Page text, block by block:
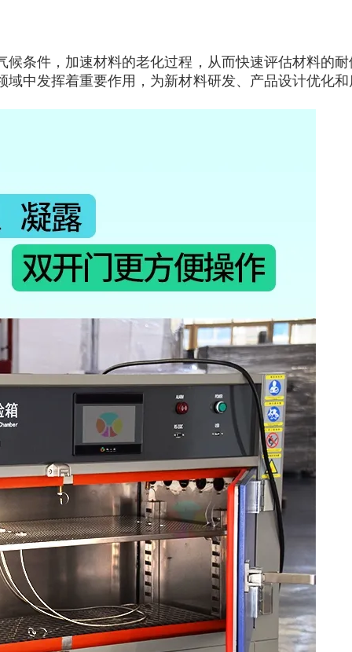
条件，加速材料的老化过程，从而快速评估材料的
中发挥着重要作用，为新材料研发、产品设计优化